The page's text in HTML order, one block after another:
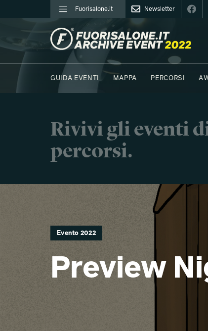
Fuorisalone.it Newsletter
FUORISALONE.IT
GUIDA EVENTI
MAPPA PERCORSI
Rivivi gli eventi
percorsi.
Evento 2022
Preview